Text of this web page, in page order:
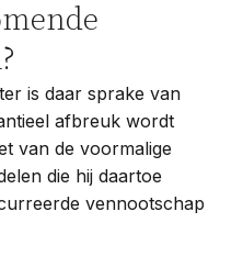
is daar sprake van
afbreuk wordt
van de voormalige
die hij daartoe
vennootschap